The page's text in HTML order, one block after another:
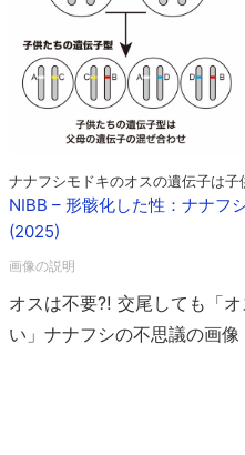
ナナフシモドキのオスの遺伝子は
NIBB – 形骸化した性：ナナフ
(2025)
オスは不要⁈ 交尾しても「
い」ナナフシの不思議の画